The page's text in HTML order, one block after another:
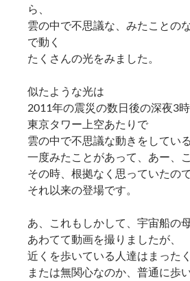
ら、
雲の中で不思議な、みたことの
で動く
たくさんの光をみました。
似たような光は
2011年の震災の数日後の深夜3
東京タワー上空あたりで
雲の中で不思議な動きをしてい
一度みたことがあって、あー、
その時、根拠なく思っていたので
それ以来の登場です。
あ、これもしかして、宇宙船の
あわてて動画を撮りましたが、
近くを歩いている人達はまった
または無関心なのか、普通に歩